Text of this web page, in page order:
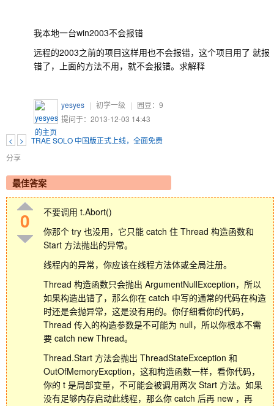
我本地一台win2003不会报错
远程的2003之前的项目这样用也不会报错，这个项目用了 就报
错了，上面的方法不用，就不会报错。求解释
yesyes | 初学一级 | 园豆： 9
提问于：2013-12-03 14:43
< >
TRAE SOLO 中国版正式上线，全面免费
分享
最佳答案
0
不要调用 t.Abort()
你那个 try 也没用，它只能 catch 住 Thread 构造函数和
Start 方法抛出的异常。
线程内的异常，你应该在线程方法体或全局注册。
Thread 构造函数只会抛出 ArgumentNullException，所以
如果构造出错了，那么你在 catch 中写的通常的代码在构造
时还是会抛异常，这是没有用的。你仔细看你的代码，
Thread 传入的构造参数是不可能为 null，所以你根本不需
要 catch new Thread。
Thread.Start 方法会抛出 ThreadStateException 和
OutOfMemoryExcption，这和构造函数一样，看你代码，
你的 t 是局部变量，不可能会被调用两次 Start 方法。如果
没有足够内存启动此线程，那么你 catch 后再 new ，再